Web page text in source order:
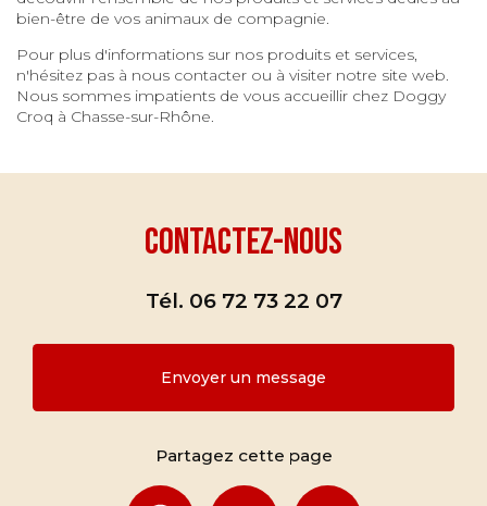
bien-être de vos animaux de compagnie.
Pour plus d'informations sur nos produits et services,
n'hésitez pas à nous contacter ou à visiter notre site web.
Nous sommes impatients de vous accueillir chez Doggy
Croq à Chasse-sur-Rhône.
Contactez-nous
Tél. 06 72 73 22 07
Envoyer un message
Partagez cette page
Facebook